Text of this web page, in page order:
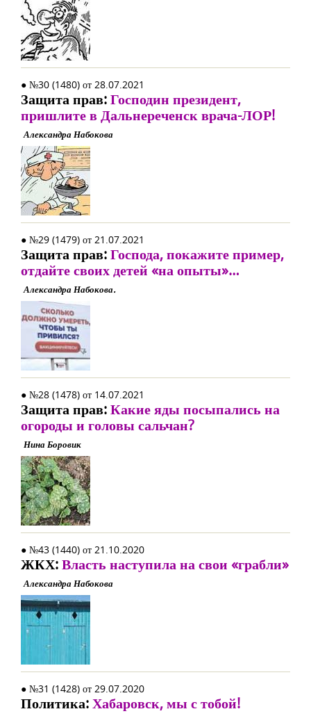
● №30 (1480) от 28.07.2021
Защита прав:Господин президент,
пришлите в Дальнереченск врача-ЛОР!
Александра Набокова
● №29 (1479) от 21.07.2021
Защита прав:Господа, покажите пример,
отдайте своих детей «на опыты»…
Александра Набокова.
● №28 (1478) от 14.07.2021
Защита прав:Какие яды посыпались на
огороды и головы сальчан?
Нина Боровик
● №43 (1440) от 21.10.2020
ЖКХ:Власть наступила на свои «грабли»
Александра Набокова
● №31 (1428) от 29.07.2020
Политика:Хабаровск, мы с тобой!